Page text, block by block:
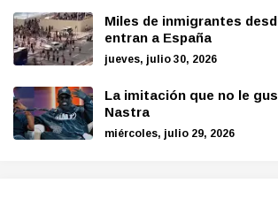
Miles de inmigrantes
entran a España
jueves, julio 30, 2026
La imitación que no le
Nastra
miércoles, julio 29, 2026